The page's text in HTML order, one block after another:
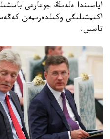
اياسىندا ەلدىڭ جوعارعى
اكىمشىلىگى وكىلدەرىمەن
تاسس.